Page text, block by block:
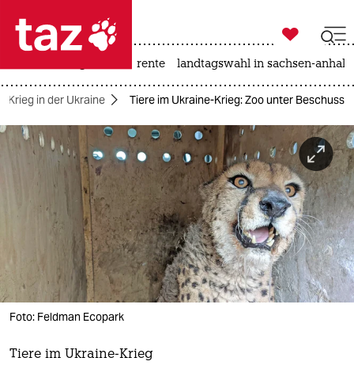
 taz zahl ich
taz zahl ich
themen
politik
öko
gesellschaft
kultur
sport
berlin

taz zahl ich
rente landtagswahl in sachsen-anhalt
Krieg in der Ukraine Tiere im Ukraine-Krieg: Zoo unter Beschuss
Foto: Feldman Ecopark
Tiere im Ukraine-Krieg